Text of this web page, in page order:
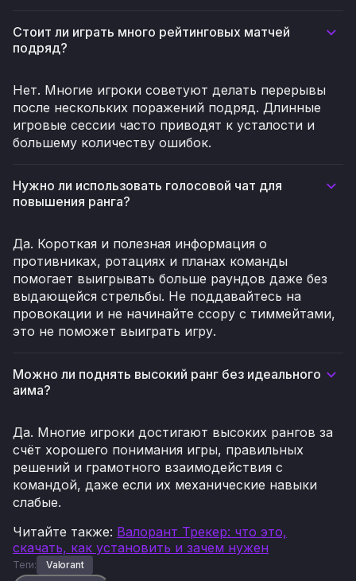
Стоит ли играть много рейтинговых матчей
подряд?
Нет. Многие игроки советуют делать перерывы
после нескольких поражений подряд. Длинные
игровые сессии часто приводят к усталости и
большему количеству ошибок.
Нужно ли использовать голосовой чат для
повышения ранга?
Да. Короткая и полезная информация о
противниках, ротациях и планах команды
помогает выигрывать больше раундов даже без
выдающейся стрельбы. Не поддавайтесь на
провокации и не начинайте ссору с тиммейтами,
это не поможет выиграть игру.
Можно ли поднять высокий ранг без идеального
аима?
Да. Многие игроки достигают высоких рангов за
счёт хорошего понимания игры, правильных
решений и грамотного взаимодействия с
командой, даже если их механические навыки
слабые.
Читайте также: Валорант Трекер: что это,
скачать, как установить и зачем нужен
Теги:
Valorant